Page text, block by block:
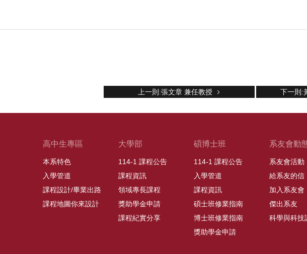
上一則:張文章 兼任教授 下一則:
高中生專區
本系特色
入學管道
課程設計/畢業出路
課程地圖你來設計
大學部
114-1 課程公告
課程資訊
領域專長課程
獎助學金申請
課程紀實分享
碩博士班
114-1 課程公告
入學管道
課程資訊
碩士班修業指南
博士班修業指南
獎助學金申請
系友會動
系友會活動
給系友的信
加入系友會
傑出系友
科學與科技